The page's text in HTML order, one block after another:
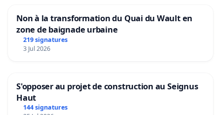
Non à la transformation du Quai du Wault en
zone de baignade urbaine
219 signatures
3 Jul 2026
S'opposer au projet de construction au Seignus
Haut
144 signatures